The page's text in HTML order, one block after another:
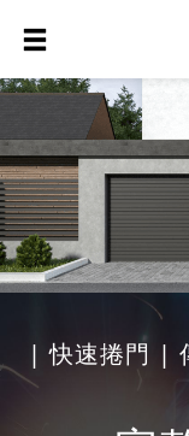
| 快速捲門 |